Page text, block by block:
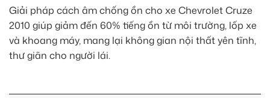
Giải pháp cách âm chống ồn cho xe Chevrolet Cruze
2010 giúp giảm đến 60% tiếng ồn từ môi trường, lốp xe
và khoang máy, mang lại không gian nội thất yên tĩnh,
thư giãn cho người lái.